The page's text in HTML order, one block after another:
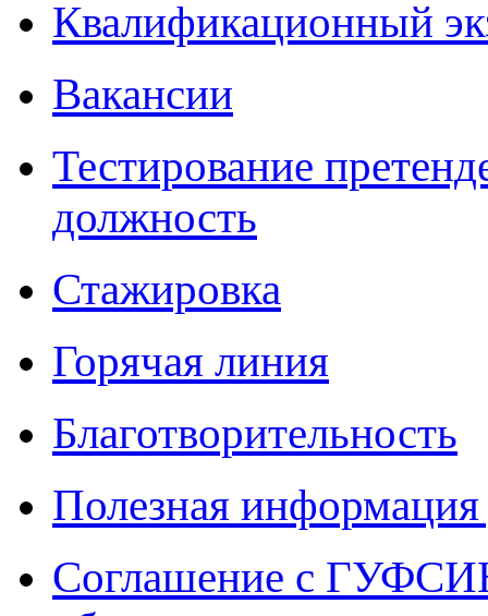
Квалификационный
Вакансии
Тестирование
должность
Стажировка
Горячая линия
Благотворительность
Полезная
Соглашение с